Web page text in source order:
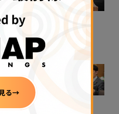
クハッカ
議論
──税制改
システム